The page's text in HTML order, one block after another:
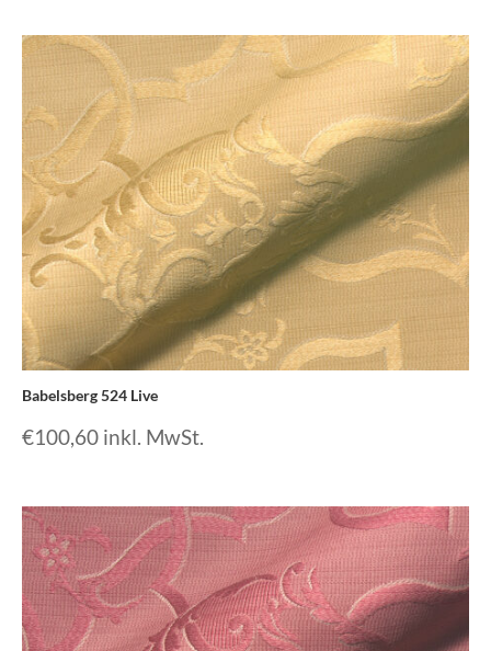
Babelsberg 524 Live
€100,60 inkl. MwSt.